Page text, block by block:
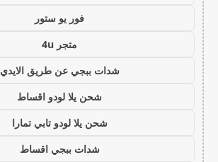
فور يو ستور
متجر 4u
شدات ببجي عن طريق الايدي
شحن يلا لودو اقساط
شحن يلا لودو تابي تمارا
شدات ببجي اقساط